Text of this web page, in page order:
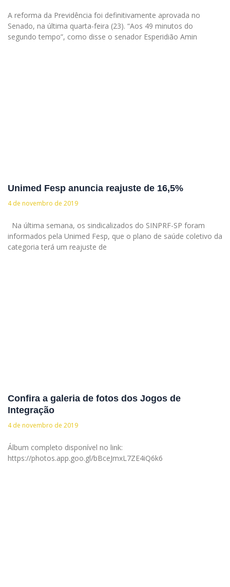
A reforma da Previdência foi definitivamente aprovada no
Senado, na última quarta-feira (23). “Aos 49 minutos do
segundo tempo”, como disse o senador Esperidião Amin
Unimed Fesp anuncia reajuste de 16,5%
4 de novembro de 2019
Na última semana, os sindicalizados do SINPRF-SP foram
informados pela Unimed Fesp, que o plano de saúde coletivo da
categoria terá um reajuste de
Confira a galeria de fotos dos Jogos de
Integração
4 de novembro de 2019
Álbum completo disponível no link:
https://photos.app.goo.gl/bBceJmxL7ZE4iQ6k6